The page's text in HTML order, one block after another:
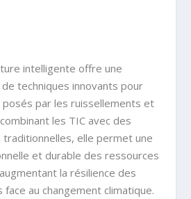
intelligente offre une
techniques innovants pour
par les ruissellements et
les TIC avec des
elle permet une
et durable des ressources
la résilience des
au changement climatique.